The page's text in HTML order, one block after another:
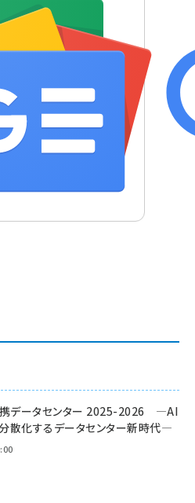
携データセンター 2025-2026 ―AI
分散化するデータセンター新時代―